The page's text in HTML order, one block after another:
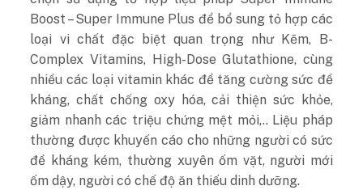
Boost – Super Immune Plus để bổ sung tỏ hợp các
loại vi chất đặc biệt quan trọng như Kẽm,
B-
Complex Vitamins, High-Dose Glutathione, cùng
nhiều các loại vitamin khác để tăng cường sức đề
kháng, chất chống oxy hóa, cải thiện sức khỏe,
giảm nhanh các triệu chứng mệt mỏi,.. Liệu pháp
thường được khuyến cáo cho những người có sức
đề kháng kém, thường xuyên ốm vặt, người mới
ốm dậy, người có chế độ ăn thiếu dinh dưỡng.